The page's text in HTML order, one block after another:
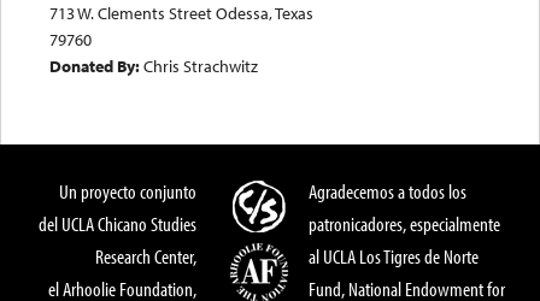
713 W. Clements Street Odessa, Texas
79760
Donated By:Chris Strachwitz
Un proyecto conjunto
del UCLA Chicano Studies
Research Center,
el Arhoolie Foundation,
Agradecemos a todos los
patronicadores, especialmente
al UCLA Los Tigres de Norte
Fund, National Endowment for